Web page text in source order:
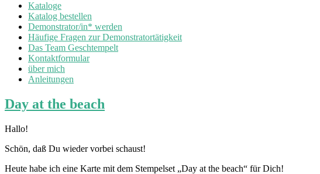
Kataloge
Katalog bestellen
Demonstrator/in* werden
Häufige Fragen zur Demonstratortätigkeit
Das Team Geschtempelt
Kontaktformular
über mich
Anleitungen
Day at the beach
Hallo!
Schön, daß Du wieder vorbei schaust!
Heute habe ich eine Karte mit dem Stempelset „Day at the beach“ für Dich!